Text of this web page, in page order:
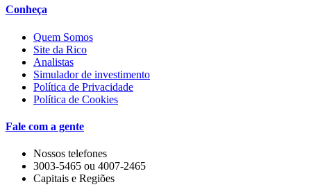
Conheça
Quem Somos
Site da Rico
Analistas
Simulador de investimento
Política de Privacidade
Política de Cookies
Fale com a gente
Nossos telefones
3003-5465 ou 4007-2465
Capitais e Regiões